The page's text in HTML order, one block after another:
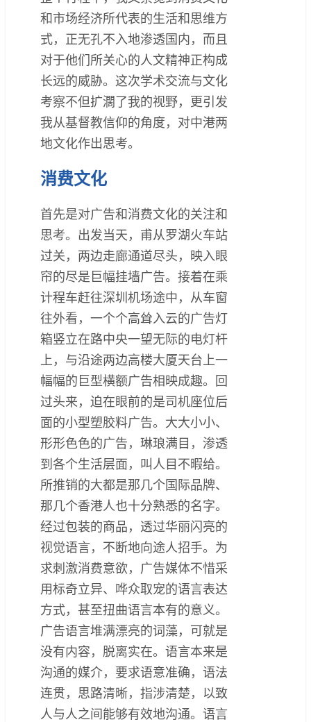
和市场经济所代表的生活和思维方
式，正无孔不入地渗透国内，而且
对于他们所关心的人文精神正构成
长远的威胁。这次学术交流与文化
考察不但扩濶了我的视野，更引发
我从基督教信仰的角度，对中港两
地文化作出思考。
消费文化
首先是对广告和消费文化的关注和
思考。出发当天，甫从罗湖火车站
过关，两边走廊通道尽头，映入眼
帘的尽是巨幅挂墙广告。接着在乘
计程车赶往深圳机场途中，从车窗
往外看，一个个高耸入云的广告灯
箱竖立在路中央一望无际的电灯杆
上，与沿途两边高楼大厦天台上一
幅幅的巨型横额广告相映成趣。回
过头来，迫在眼前的是司机座位后
面的小型塑胶料广告。大大小小、
形形色色的广告，琳琅满目，渗透
到各个生活层面，叫人目不暇给。
所推销的大都是那几个国际品牌、
那几个香港人也十分熟悉的名字。
经过包装的商品，透过华丽闪亮的
视觉语言，不断地向途人招手。为
求刺激消费意欲，广告媒体不惜采
用标奇立异、哗众取宠的语言表达
方式，甚至扭曲语言本有的意义。
广告语言堆满漂亮的词藻，可就是
没有内容，脱离实在。语言本来是
沟通的媒介，要求语意准确，语法
连贯，思路清晰，指涉清楚，以致
人与人之间能够有效地沟通。语言